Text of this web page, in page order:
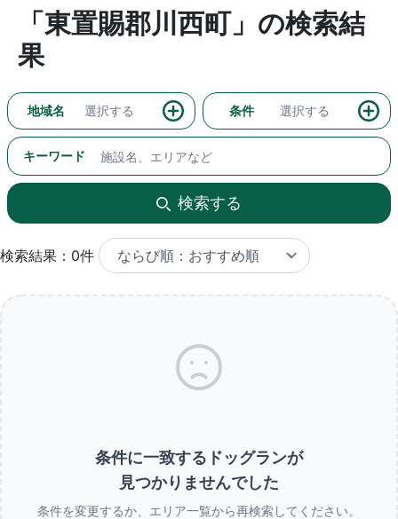
「東置賜郡川西町」の検索結
果
地域名 選択する 条件 選択する
キーワード
検索する
検索結果：0件
条件に一致するドッグランが
見つかりませんでした
条件を変更するか、エリア一覧から再検索してください。